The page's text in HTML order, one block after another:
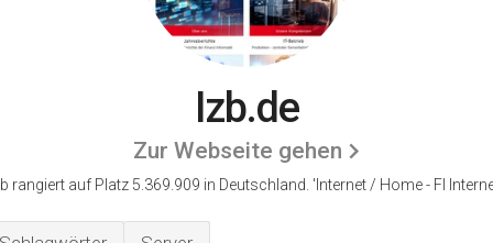
Izb.de
Zur Webseite gehen
rangiert auf Platz 5.369.909 in Deutschland. 'Internet / Home - FI